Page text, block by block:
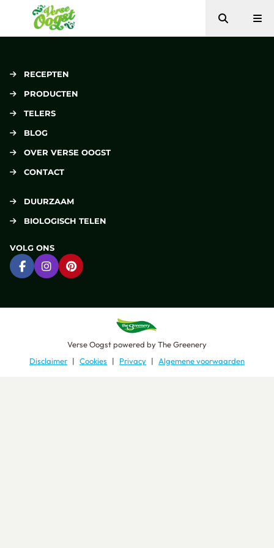
Verse Oogst
Zoeken
RECEPTEN
PRODUCTEN
TELERS
BLOG
OVER VERSE OOGST
CONTACT
DUURZAAM
BIOLOGISCH TELEN
VOLG ONS
Ga naar Facebook
Ga naar Instagram
Ga naar Pinterest
Verse Oogstpowered byThe Greenery
Disclaimer
Cookies Privacy Algemene voorwaarden